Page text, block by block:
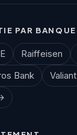
PAR BANQUE
Raiffeisen
Bank
Valiant